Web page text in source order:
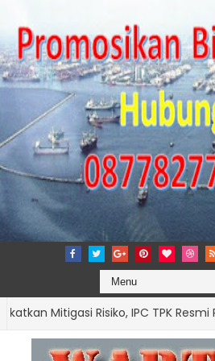
Risiko, IPC TPK Resmi